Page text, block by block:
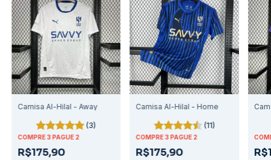
Camisa Al-Hilal - Away
(3)
COMPRE 3 PAGUE 2
R$175,90
Camisa Al-Hilal - Home
(11)
COMPRE 3 PAGUE 2
R$175,90